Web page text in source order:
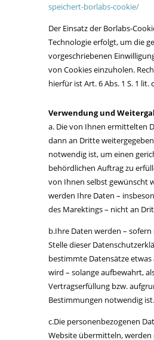
speichert-borlabs-cookie/
Der Einsatz der Borlabs-
Technologie erfolgt, um die
vorgeschriebenen
von Cookies einzuholen.
hierfür ist Art. 6 Abs. 1 S. 1 lit.
Verwendung und
a. Die von Ihnen ermittelten
dann an Dritte
notwendig ist, um einen
behördlichen Auftrag zu
von Ihnen selbst gewünscht
werden Ihre Daten –
des Marektings – nicht an
b.Ihre Daten werden –
Stelle dieser
bestimmte Datensätze
wird – solange aufbewahrt,
Vertragserfüllung bzw.
Bestimmungen notwendig ist.
c.Die personenbezogenen
Website übermitteln, werden